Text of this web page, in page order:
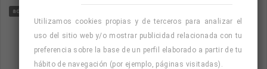
administrativa
Utilizamos cookies propias y de terceros para analizar el
uso del sitio web y/o mostrar publicidad relacionada con tu
preferencia sobre la base de un perfil elaborado a partir de tu
hábito de navegación (por ejemplo, páginas visitadas).